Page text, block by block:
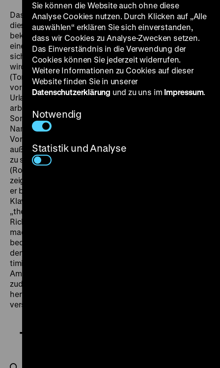
Das Anschauen, das „Starren“ ist das Hauptmotiv
dieser Komödie; ihr ikonisches Signature-Motiv das
bekannteste Beispiel für Upskirting. Es stammt aus
einer Szene, in der Monroes Rock hochfliegt, weil sie
sich über dem U-Bahn-Schacht abkühlen will. Erzählt
wird aus der Sicht des End-30er Richard Sherman
(Tom Ewell), dessen Ehefrau (Evelyn Keyes) und Sohn
vor dem feuchtheißen New Yorker Sommer in den
Urlaub geflüchtet sind. Richard bleibt zurück, um zu
arbeiten – und trifft auf Monroe, die während des
Sommers die Nachbarwohnung bezogen hat. Einen
Namen bekommt sie nicht; sie heißt (auch im
Vorspann) schlicht „the girl“. Richard findet das „girl“
außerordentlich attraktiv – allein die „Moral“ macht ihm
zu schaffen. Anders als etwa Hausmeister Kruhulik
(Robert Strauss) will er treu bleiben. Doch „the girl“
zeigt ihm ein Bikinifoto, lacht und trinkt mit ihm – und
er bedrängt sie, wenn auch erfolglos, auf der
Klavierbank. Dass
„the girl“ eine 100-prozentige Projektionsfläche für
Richards Fantasien, Gelüste und Schamgefühle bietet,
macht aus dem Film einen so beeindruckenden wie
bedrückenden 100 Minuten langen male gaze, durch
den sich Monroe dennoch hingebungsvoll, uneitel und
timingfest spielt. Regisseur Wilder, der sich dieser
Ambivalenzen wohl bewusst war, verlieh dem Film
zudem seinen typischen, leichten, durch einen
hervorragenden Rhythmus und scharfzüngige Dialoge
verstärkten Ton. (jz)
The Seven Year Itch
Sie können die Website auch ohne diese
Analyse Cookies nutzen. Durch Klicken auf „Alle
auswählen“ erklären Sie sich einverstanden,
dass wir Cookies zu Analyse-Zwecken setzen.
Das Einverständnis in die Verwendung der
Cookies können Sie jederzeit widerrufen.
Weitere Informationen zu Cookies auf dieser
Website finden Sie in unserer
Datenschutzerklärung und zu uns im Impressum.
Notwendig
Statistik und Analyse